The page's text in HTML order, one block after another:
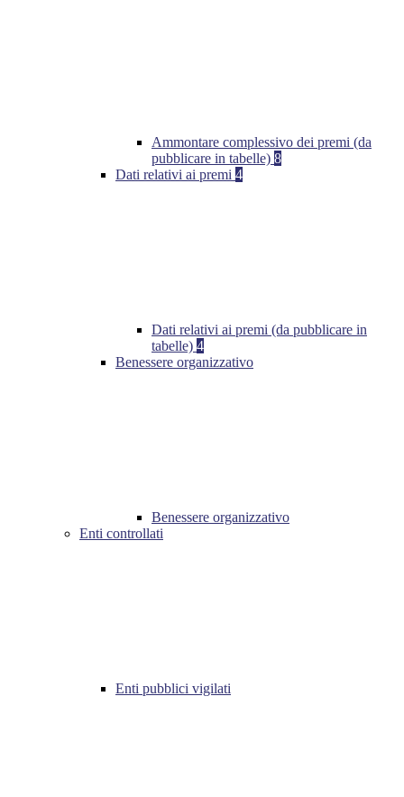
Ammontare complessivo dei premi (da
pubblicare in tabelle) 8
Dati relativi ai premi 4
Dati relativi ai premi (da pubblicare in
tabelle) 4
Benessere organizzativo
Benessere organizzativo
Enti controllati
Enti pubblici vigilati